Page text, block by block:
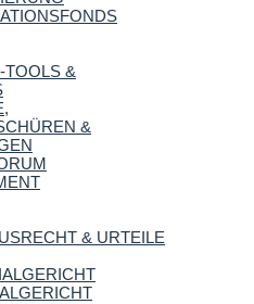
TOOLS &
&
& URTEILE